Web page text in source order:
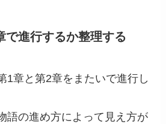
で進行するか整理する
1章と第2章をまたいで進行し
語の進め方によって見え方が